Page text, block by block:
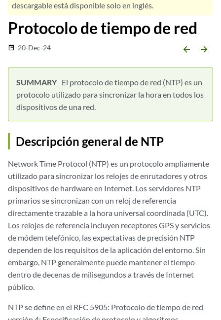
descargable está disponible solo en inglés.
Protocolo de tiempo de red
date_range 20-Dec-24 arrow_backward arrow_forward
El protocolo de tiempo de red (NTP) es un
protocolo utilizado para sincronizar la hora en todos los
dispositivos de una red.
Descripción general de NTP
Network Time Protocol (NTP) es un protocolo ampliamente
utilizado para sincronizar los relojes de enrutadores y otros
dispositivos de hardware en Internet. Los servidores NTP
primarios se sincronizan con un reloj de referencia
directamente trazable a la hora universal coordinada (UTC).
Los relojes de referencia incluyen receptores GPS y servicios
de módem telefónico, las expectativas de precisión NTP
dependen de los requisitos de la aplicación del entorno. Sin
embargo, NTP generalmente puede mantener el tiempo
dentro de decenas de milisegundos a través de Internet
público.
NTP se define en el RFC 5905: Protocolo de tiempo de red